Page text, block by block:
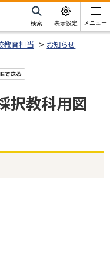
サ
イ
ト
内
検索 表示設定 メニュー
教育担当
お知らせ
択教科用図